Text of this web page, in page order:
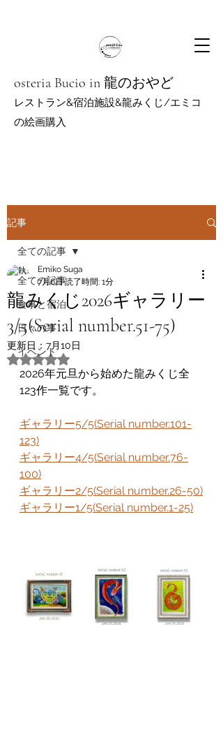
osteria Bucio in 龍のおやど
レストラン&宿泊施設&龍みくじ/エミコ
の絵画購入
記事
全ての記事
食事と宿泊
日々の事
イベント
全ての記事
龍みくじ2026ギャラリー
3/5(Serial number.51-75)
Emiko Suga
7月6日読了時間: 1分
更新日： 7月10日
5つ星のうちNaNと評価されています。
2026年元旦から始めた龍みくじ全
123作一覧です。
ギャラリー5/5(Serial number.101-
123)
ギャラリー4/5(Serial number.76-
100)
ギャラリー2/5(Serial number.26-50)
ギャラリー1/5(Serial number.1-25)